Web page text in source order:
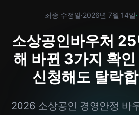
최종 수정일·2026년 7월 14일
소상공인바우처
해 바뀐 3가지 확인
신청해도 탈락
2026 소상공인 경영안정 바